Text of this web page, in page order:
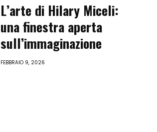
L’arte di Hilary Miceli:
una finestra aperta
sull’immaginazione
FEBBRAIO 9, 2026